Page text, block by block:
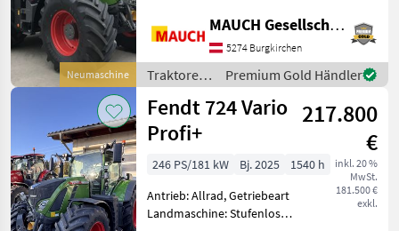
Neumaschine
Zapfwellendrehzahl:
540/540E/1000,
Höchstgeschwindigkeit in
km/h: 50 km/h, Aufladung:
MAUCH Gesellschaft m.b.H. & Co.KG
5274 Burgkirchen
Traktoren
/ Fendt
Premium Gold Händler
Fendt 724 Vario
Profi+
217.800
€
inkl. 20 %
MwSt.
181.500 €
exkl.
246 PS/181 kW Bj. 2025
1540 h
Antrieb: Allrad, Getriebeart
Landmaschine: Stufenloses